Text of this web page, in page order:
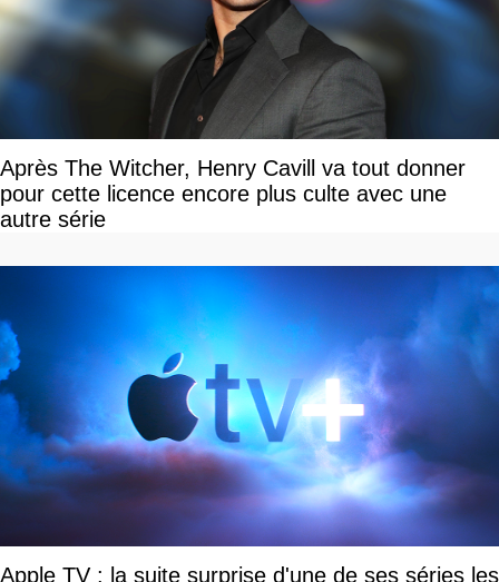
Après The Witcher, Henry Cavill va tout donner
pour cette licence encore plus culte avec une
autre série
Apple TV : la suite surprise d'une de ses séries les